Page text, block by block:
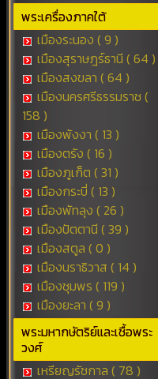
พระเครื่องภาคใต้
เมืองระนอง ( 9 )
เมืองสุราษฎร์ธานี ( 64 )
เมืองสงขลา ( 64 )
เมืองนครศรีธรรมราช (
158 )
เมืองพังงา ( 13 )
เมืองตรัง ( 16 )
เมืองภูเก็ต ( 31 )
เมืองกระบี่ ( 13 )
เมืองพัทลุง ( 26 )
เมืองปัตตานี ( 39 )
เมืองสตูล ( 0 )
เมืองนราธิวาส ( 14 )
เมืองชุมพร ( 119 )
เมืองยะลา ( 9 )
พระมหากษัตริย์และเชื้อพระ
วงศ์
เหรียญรัชกาล ( 78 )